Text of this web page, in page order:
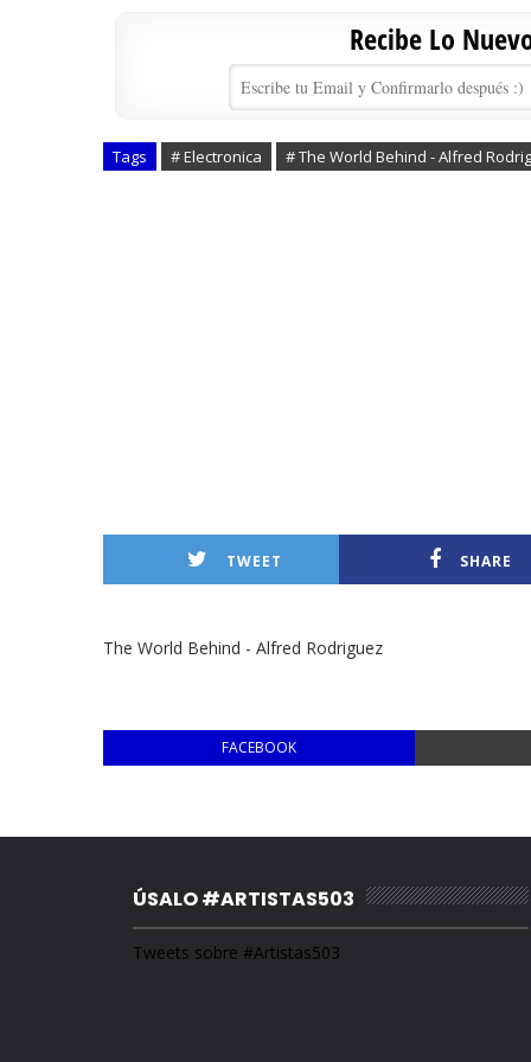
Recibe Lo
Tags # Electronica # The World Behind - Alfred
TWEET SHARE
The World Behind - Alfred Rodriguez
FACEBOOK
ÚSALO #ARTISTAS503
Tweets sobre #Artistas503